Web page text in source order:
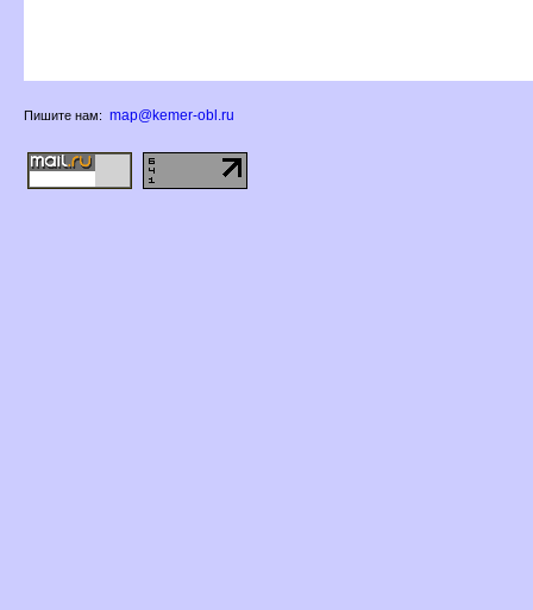
Пишите нам: map@kemer-obl.ru